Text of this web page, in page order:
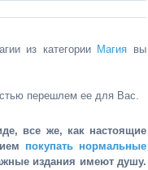
из категории Магия вы
перешлем ее для Вас.
все же, как настоящие
покупать нормальные
издания имеют душу.